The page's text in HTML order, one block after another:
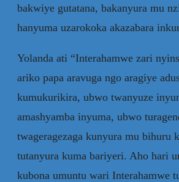
bakwiye gutatana, bakanyura mu
hanyuma uzarokoka akazabara
Yolanda ati “Interahamwe zari
ariko papa aravuga ngo aragiye
kumukurikira, ubwo twanyuze
amashyamba inyuma, ubwo
twageragezaga kunyura mu bihuru
tutanyura kuma bariyeri. Aho hari
kubona umuntu wari Interahamwe